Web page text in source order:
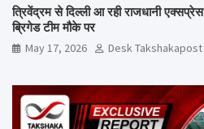
त्रिवेंद्रम से दिल्ली आ रही राजधानी
ब्रिगेड टीम मौके पर
May 17, 2026 Desk Takshakapost